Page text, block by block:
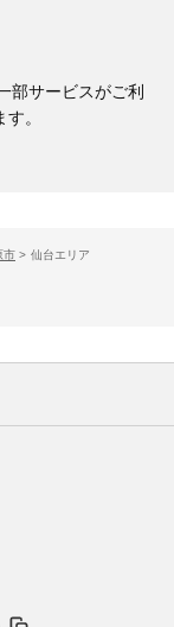
部サービスがご利
。
市 > 仙台エリア